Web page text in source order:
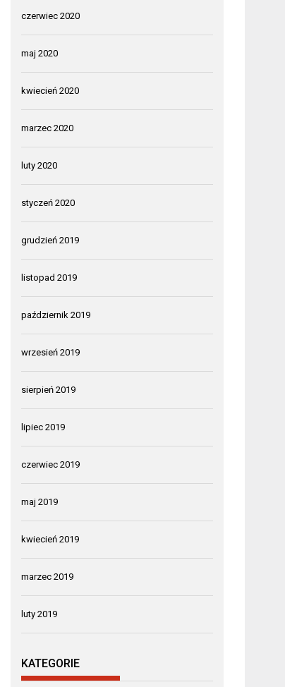
czerwiec 2020
maj 2020
kwiecień 2020
marzec 2020
luty 2020
styczeń 2020
grudzień 2019
listopad 2019
październik 2019
wrzesień 2019
sierpień 2019
lipiec 2019
czerwiec 2019
maj 2019
kwiecień 2019
marzec 2019
luty 2019
KATEGORIE